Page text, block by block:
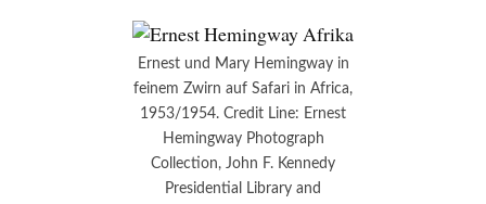
Ernest und Mary Hemingway in
feinem Zwirn auf Safari in Africa,
1953/1954. Credit Line: Ernest
Hemingway Photograph
Collection, John F. Kennedy
Presidential Library and